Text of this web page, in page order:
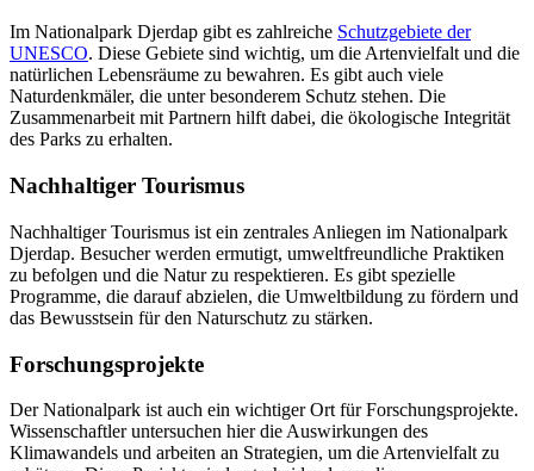
Im Nationalpark Djerdap gibt es zahlreiche Schutzgebiete der
UNESCO. Diese Gebiete sind wichtig, um die Artenvielfalt und die
natürlichen Lebensräume zu bewahren. Es gibt auch viele
Naturdenkmäler, die unter besonderem Schutz stehen. Die
Zusammenarbeit mit Partnern hilft dabei, die ökologische Integrität
des Parks zu erhalten.
Nachhaltiger Tourismus
Nachhaltiger Tourismus ist ein zentrales Anliegen im Nationalpark
Djerdap. Besucher werden ermutigt, umweltfreundliche Praktiken
zu befolgen und die Natur zu respektieren. Es gibt spezielle
Programme, die darauf abzielen, die Umweltbildung zu fördern und
das Bewusstsein für den Naturschutz zu stärken.
Forschungsprojekte
Der Nationalpark ist auch ein wichtiger Ort für Forschungsprojekte.
Wissenschaftler untersuchen hier die Auswirkungen des
Klimawandels und arbeiten an Strategien, um die Artenvielfalt zu